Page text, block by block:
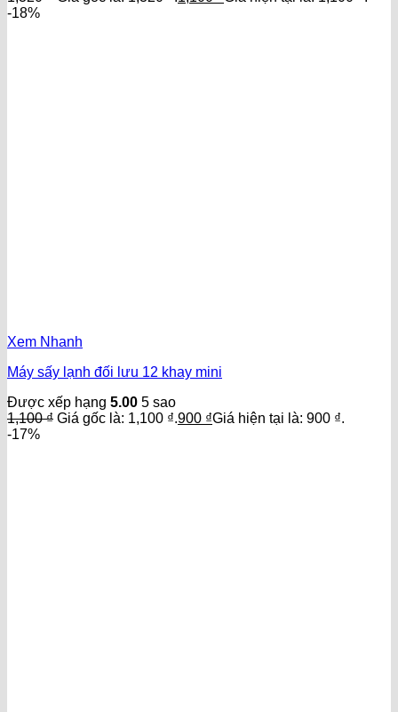
-18%
Xem Nhanh
Máy sấy lạnh đối lưu 12 khay mini
Được xếp hạng 5.00 5 sao
1,100₫ Giá gốc là: 1,100 ₫.900 ₫Giá hiện tại là: 900 ₫.
-17%